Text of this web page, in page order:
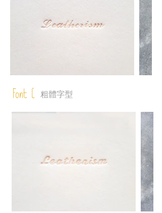
Font C 粗體字型